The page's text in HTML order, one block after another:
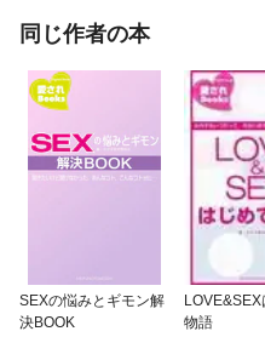
同じ作者の本
SEXの悩みとギモン解
決BOOK
LOVE&SEX
物語